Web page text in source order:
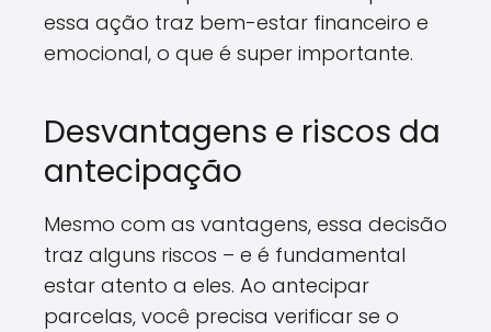
essa ação traz bem-estar financeiro e
emocional, o que é super importante.
Desvantagens e riscos da
antecipação
Mesmo com as vantagens, essa decisão
traz alguns riscos – e é fundamental
estar atento a eles. Ao antecipar
parcelas, você precisa verificar se o